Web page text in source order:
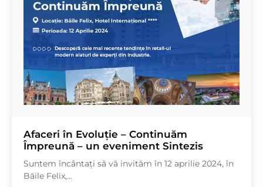
Afaceri în Evoluție – Continuăm
Împreună – un eveniment Sintezis
Suntem încântați să vă invităm în 12 aprilie 2024, în
Băile Felix,...